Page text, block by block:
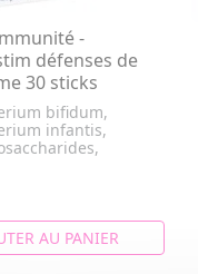
-
défenses de
30 sticks
bifidum,
infantis,
AU PANIER